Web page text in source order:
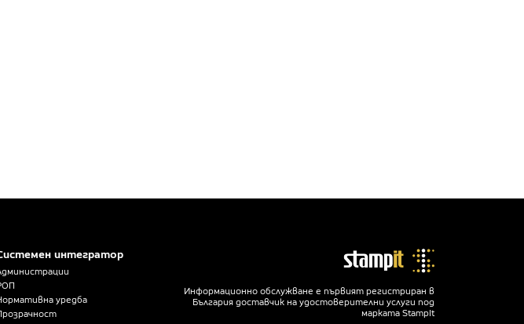
интегратор
уредба
Информационно обслужване е първият регистриран в
България доставчик на удостоверителни услуги под
марката StampIt